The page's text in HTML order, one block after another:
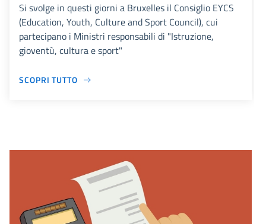
Si svolge in questi giorni a Bruxelles il Consiglio EYCS
(Education, Youth, Culture and Sport Council), cui
partecipano i Ministri responsabili di "Istruzione,
gioventù, cultura e sport"
SCOPRI TUTTO